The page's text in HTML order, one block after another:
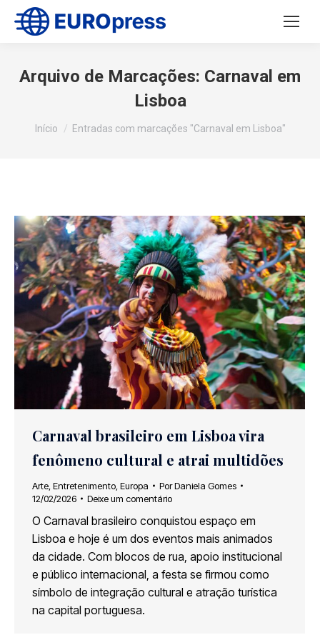
Arquivo de Marcações: Carnaval em
Lisboa
Você está aqui:
Início Entradas com marcações "Carnaval em Lisboa"
Carnaval brasileiro em Lisboa vira
fenômeno cultural e atrai multidões
Arte Entretenimento Europa PorDaniela Gomes
12/02/2026
Deixe um comentário
O Carnaval brasileiro conquistou espaço em
Lisboa e hoje é um dos eventos mais animados
da cidade. Com blocos de rua, apoio institucional
e público internacional, a festa se firmou como
símbolo de integração cultural e atração turística
na capital portuguesa.